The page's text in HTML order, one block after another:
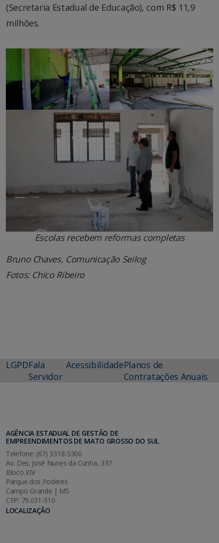
(Secretaria Estadual de Educação), com R$ 11,9
milhões.
Escolas recebem reformas completas
Bruno Chaves, Comunicação Seilog
Fotos: Chico Ribeiro
LGPDFala
Servidor
AcessibilidadePlanos de
Contratações Anuais
AGÊNCIA ESTADUAL DE GESTÃO DE
EMPREENDIMENTOS DE MATO GROSSO DO SUL
Telefone: (67) 3318-5300
Av. Des. José Nunes da Cunha, 337
Bloco XIV
Parque dos Poderes
Campo Grande | MS
CEP: 79.031-310
LOCALIZAÇÃO